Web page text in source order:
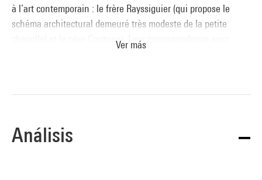
à l’art contemporain : le frère Rayssiguier (qui propose le
schéma architectural demeuré très modeste de la petite
chapelle) et le père Couturier. Leur correspondance avec
première conception à demi-grandeur réalisée pendant l’été
1948, de juillet à octobre, puis une deuxième (celle du
Ver más
Análisis